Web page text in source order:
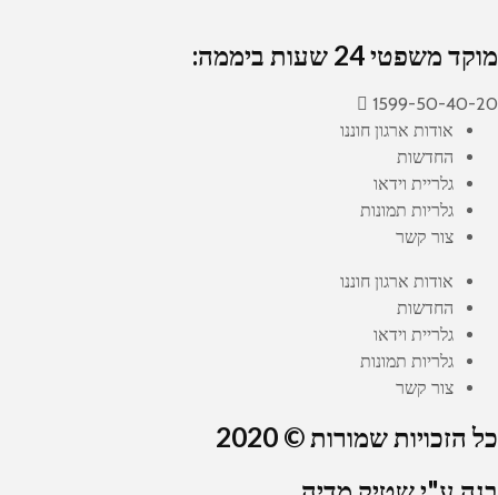
מוקד משפטי 24 שעות ביממה:
1599-50-40-20
אודות ארגון חוננו
החדשות
גלריית וידאו
גלריות תמונות
צור קשר
אודות ארגון חוננו
החדשות
גלריית וידאו
גלריות תמונות
צור קשר
כל הזכויות שמורות © 2020